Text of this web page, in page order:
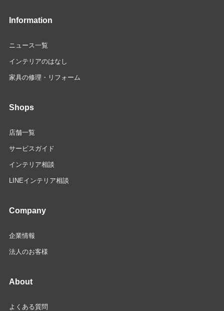
Information
ニュース一覧
インテリアのはなし
家具の修理・リフォーム
Shops
店舗一覧
サービスガイド
インテリア相談
LINEインテリア相談
Company
企業情報
法人のお客様
About
よくある質問